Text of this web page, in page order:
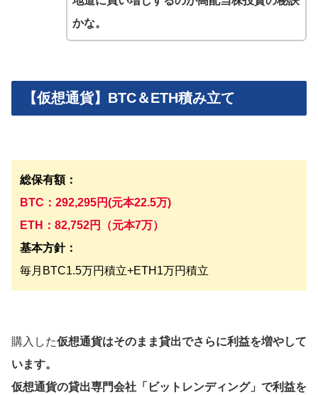
かな。
【仮想通貨】BTC＆ETH積み立て
総保有額：
BTC： 292,295円(元本22.5万)
ETH：82,752円（元本7万）
基本方針：
毎月BTC1.5万円積立+ETH1万円積立
購入した仮想通貨はそのまま貸出でさらに利益を増やして
います。
仮想通貨の貸出専門会社「ビットレンディング」で利益を